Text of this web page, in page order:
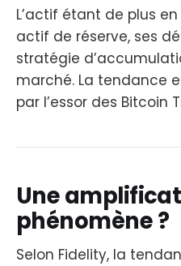
L’actif étant de plus
actif de réserve, ses
stratégie
marché. La tendance
par l’essor des Bitcoin
Une
phénomène ?
Selon Fidelity, la